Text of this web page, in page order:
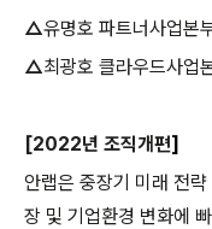
△유명호 파트너사업본
△최광호 클라우드사업
[2022년 조직개편]
안랩은 중장기 미래 전략
장 및 기업환경 변화에